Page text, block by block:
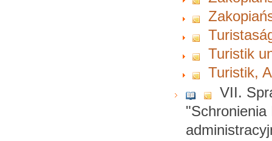
Turistik
Turistik,
VII.